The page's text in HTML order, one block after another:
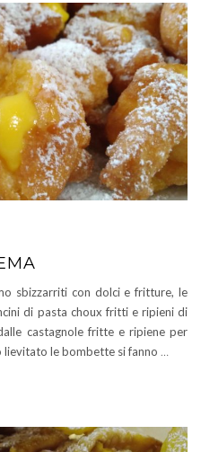
sbizzarriti con dolci e fritture, le
di pasta choux fritti e ripieni di
castagnole fritte e ripiene per
lievitato le bombette si fanno …